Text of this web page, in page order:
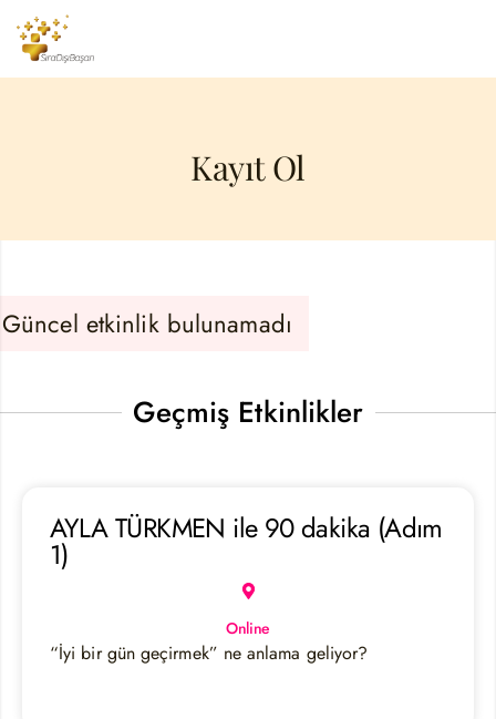
Kayıt Ol
Güncel etkinlik bulunamadı
Geçmiş Etkinlikler
AYLA TÜRKMEN ile 90 dakika (Adım
1)
Online
“İyi bir gün geçirmek” ne anlama geliyor?